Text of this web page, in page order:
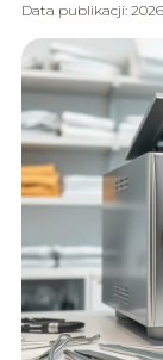
Data publikacji: